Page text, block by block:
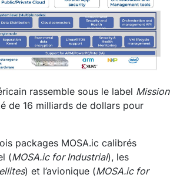
rassemble sous le label Mission
de 16 milliards de dollars pour
packages MOSA.ic calibrés
(MOSA.ic for Industrial), les
) et l’avionique (MOSA.ic for